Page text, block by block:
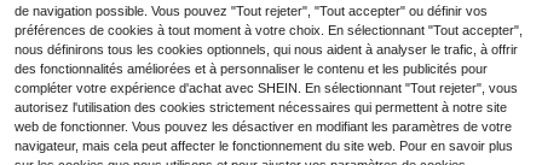
de navigation possible. Vous pouvez "Tout rejeter", "Tout accepter" ou définir vos
préférences de cookies à tout moment à votre choix. En sélectionnant "Tout accepter",
nous définirons tous les cookies optionnels, qui nous aident à analyser le trafic, à offrir
des fonctionnalités améliorées et à personnaliser le contenu et les publicités pour
compléter votre expérience d'achat avec SHEIN. En sélectionnant "Tout rejeter", vous
autorisez l'utilisation des cookies strictement nécessaires qui permettent à notre site
web de fonctionner. Vous pouvez les désactiver en modifiant les paramètres de votre
navigateur, mais cela peut affecter le fonctionnement du site web. Pour en savoir plus